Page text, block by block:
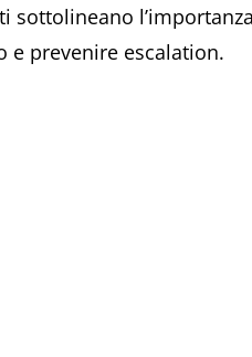
sottolineano
e prevenire escalation.